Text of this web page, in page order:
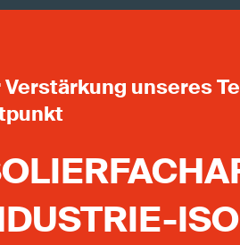
Verstärkung unseres